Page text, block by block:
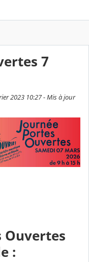
7
2023 10:27 - Mis à jour
Ouvertes
: